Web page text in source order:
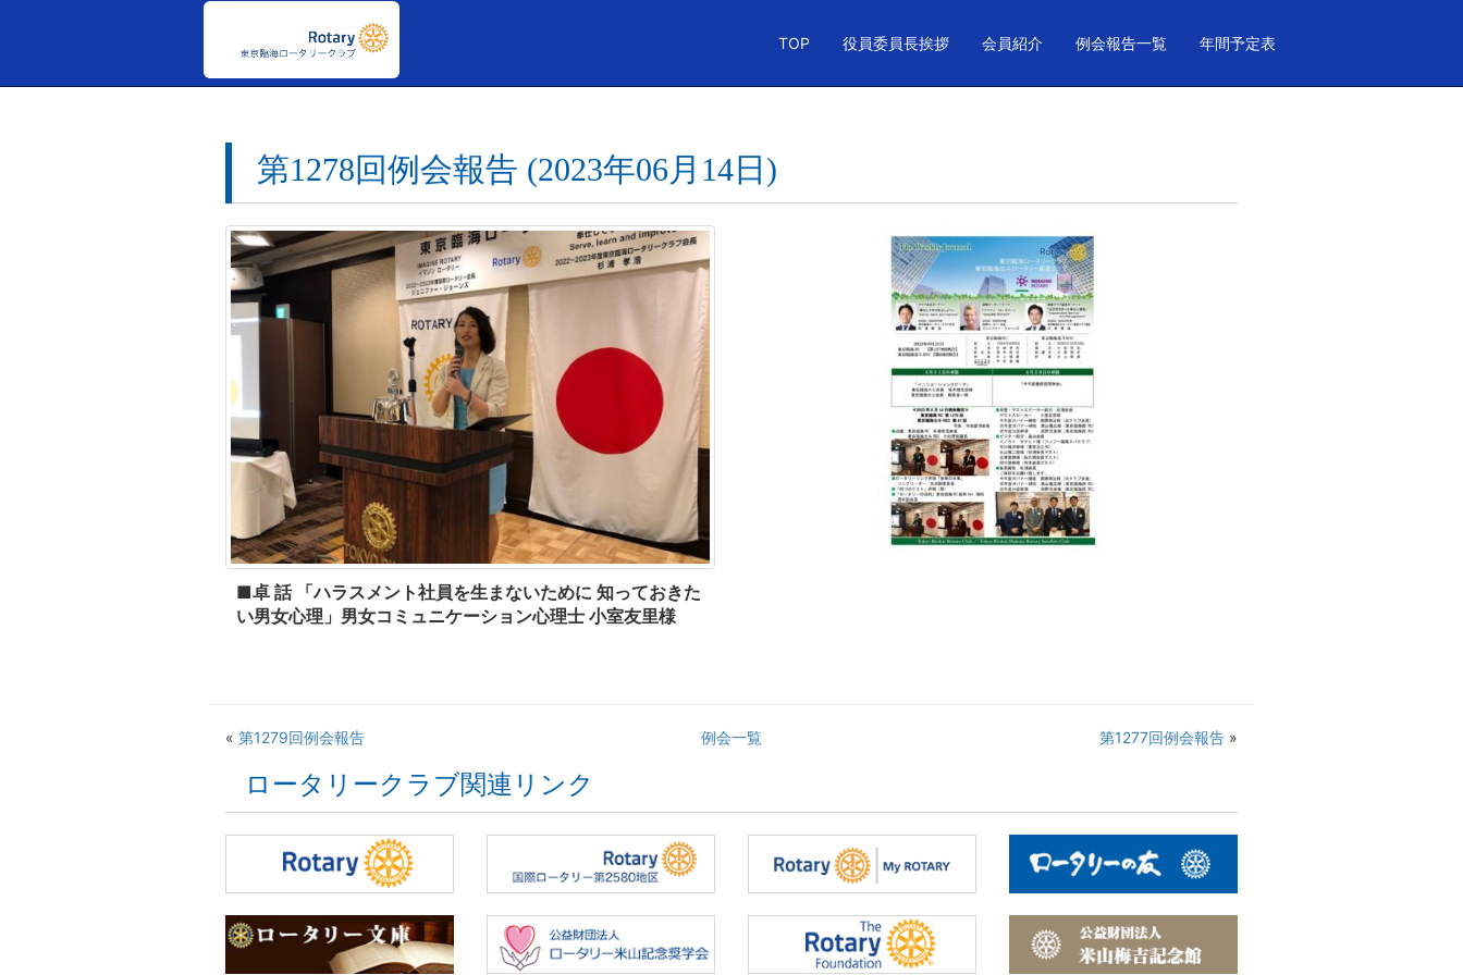
TOP 役員委員長挨拶 会員紹介 例会報告一覧 年間予定表
第1278回例会報告 (2023年06月14日)
■卓 話 「ハラスメント社員を生まないために 知っておきた
い男女心理」男女コミュニケーション心理士 小室友里様
« 第1279回例会報告 例会一覧 第1277回例会報告»
ロータリークラブ関連リンク